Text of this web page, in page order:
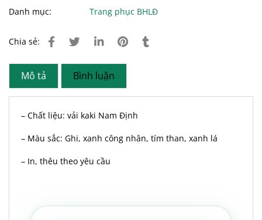
Danh mục: Trang phục BHLĐ
Chia sẻ:
Mô tả Bình luận
– Chất liệu: vải kaki Nam Định
– Màu sắc: Ghi, xanh công nhân, tím than, xanh lá
– In, thêu theo yêu cầu